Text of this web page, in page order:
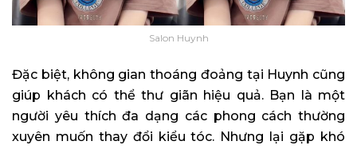
Salon Huynh
Đặc biệt, không gian thoáng đoảng tại Huynh cũng
giúp khách có thể thư giãn hiệu quả. Bạn là một
người yêu thích đa dạng các phong cách thường
xuyên muốn thay đổi kiểu tóc. Nhưng lại gặp khó